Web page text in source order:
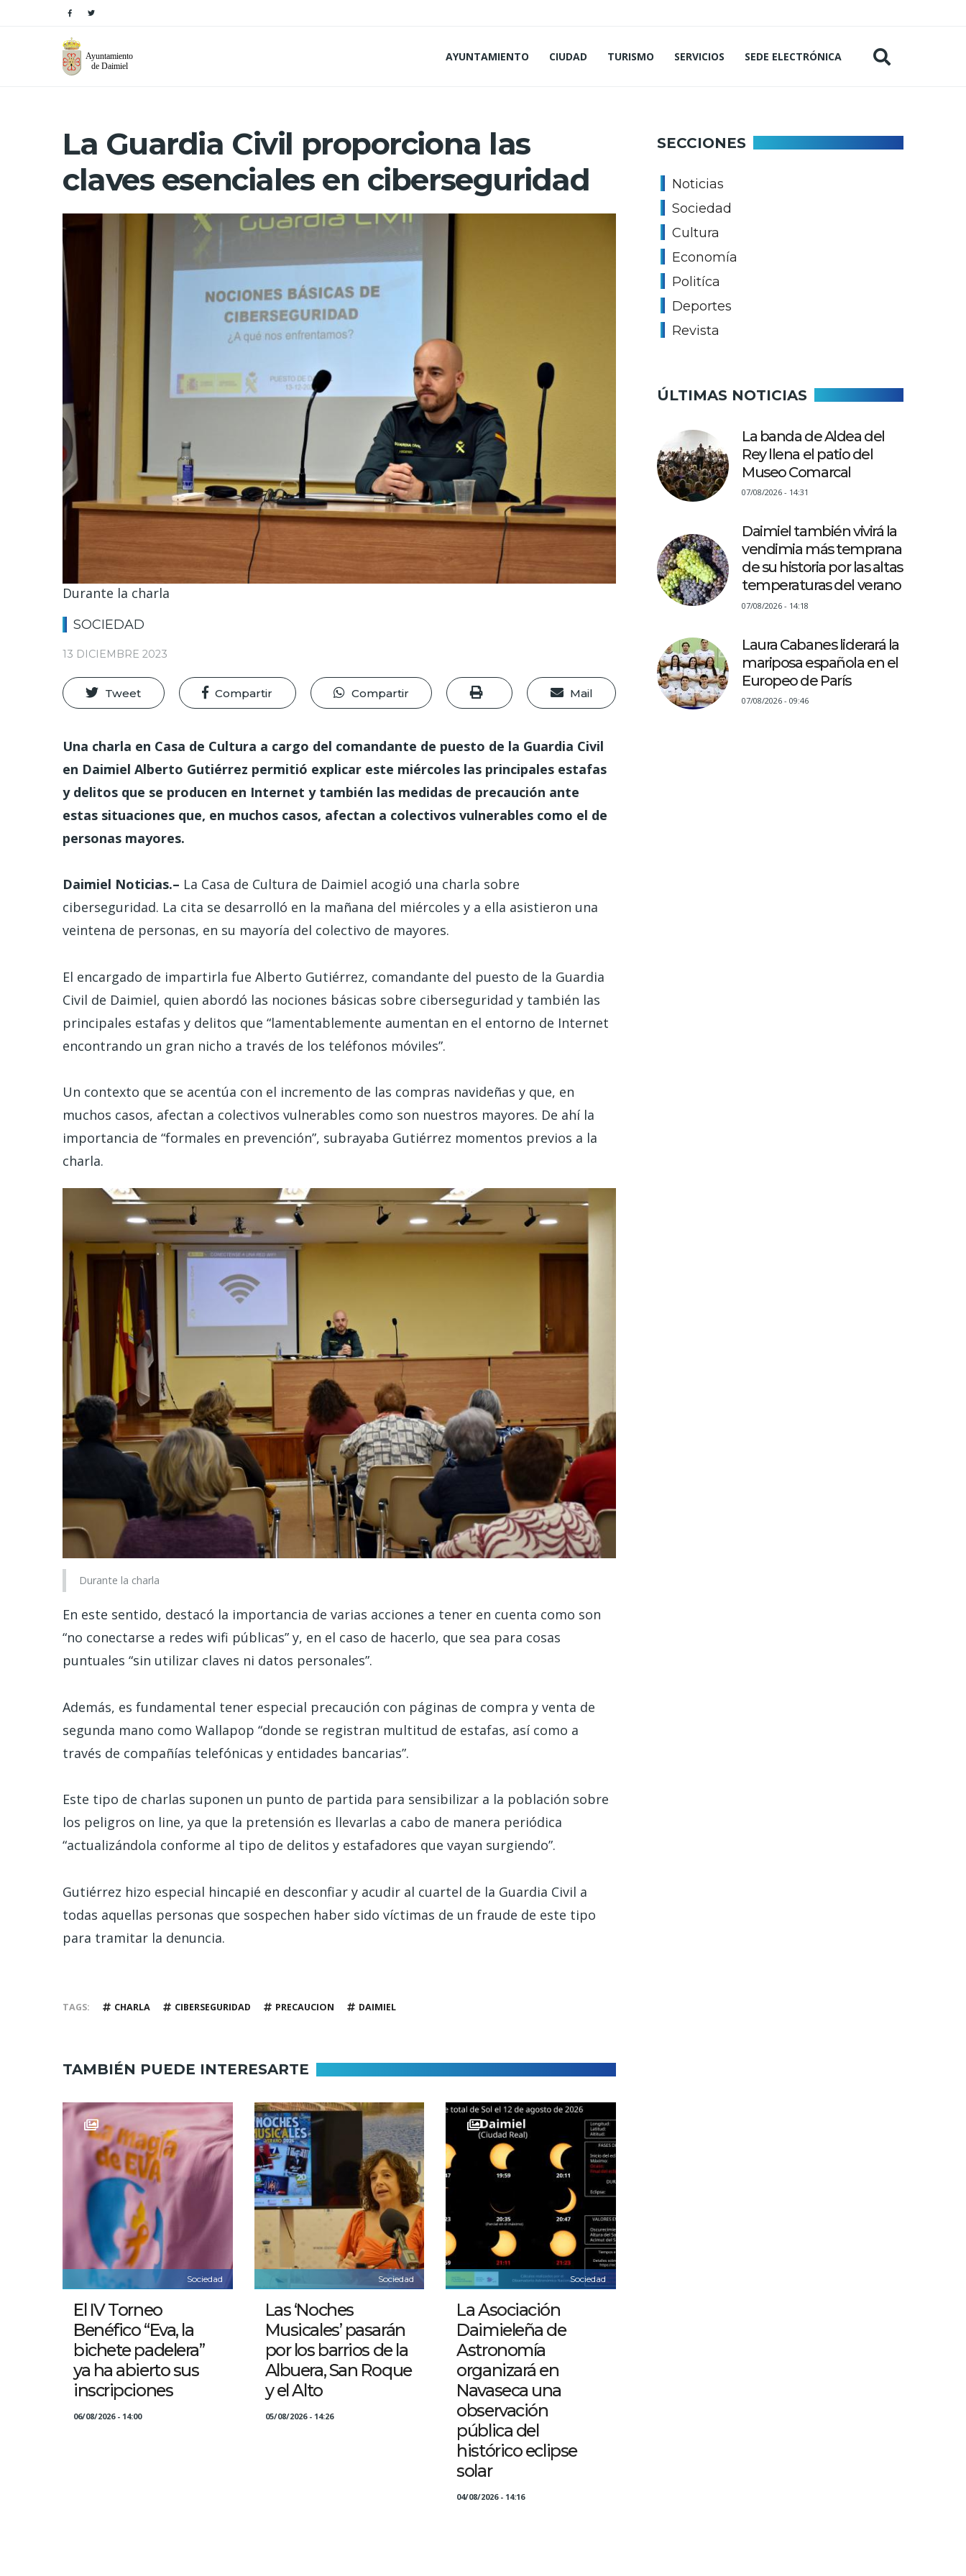
AYUNTAMIENTO CIUDAD TURISMO SERVICIOS SEDE ELECTRÓNICA
La Guardia Civil proporciona las
claves esenciales en ciberseguridad
Durante la charla
SOCIEDAD
13 DICIEMBRE 2023
Tweet Compartir Compartir Mail
Una charla en Casa de Cultura a cargo del comandante de puesto de la Guardia Civil
en Daimiel Alberto Gutiérrez permitió explicar este miércoles las principales estafas
y delitos que se producen en Internet y también las medidas de precaución ante
estas situaciones que, en muchos casos, afectan a colectivos vulnerables como el de
personas mayores.
Daimiel Noticias.– La Casa de Cultura de Daimiel acogió una charla sobre
ciberseguridad. La cita se desarrolló en la mañana del miércoles y a ella asistieron una
veintena de personas, en su mayoría del colectivo de mayores.
El encargado de impartirla fue Alberto Gutiérrez, comandante del puesto de la Guardia
Civil de Daimiel, quien abordó las nociones básicas sobre ciberseguridad y también las
principales estafas y delitos que “lamentablemente aumentan en el entorno de Internet
encontrando un gran nicho a través de los teléfonos móviles”.
Un contexto que se acentúa con el incremento de las compras navideñas y que, en
muchos casos, afectan a colectivos vulnerables como son nuestros mayores. De ahí la
importancia de “formales en prevención”, subrayaba Gutiérrez momentos previos a la
charla.
Durante la charla
En este sentido, destacó la importancia de varias acciones a tener en cuenta como son
“no conectarse a redes wifi públicas” y, en el caso de hacerlo, que sea para cosas
puntuales “sin utilizar claves ni datos personales”.
Además, es fundamental tener especial precaución con páginas de compra y venta de
segunda mano como Wallapop “donde se registran multitud de estafas, así como a
través de compañías telefónicas y entidades bancarias”.
Este tipo de charlas suponen un punto de partida para sensibilizar a la población sobre
los peligros on line, ya que la pretensión es llevarlas a cabo de manera periódica
“actualizándola conforme al tipo de delitos y estafadores que vayan surgiendo”.
Gutiérrez hizo especial hincapié en desconfiar y acudir al cuartel de la Guardia Civil a
todas aquellas personas que sospechen haber sido víctimas de un fraude de este tipo
para tramitar la denuncia.
TAGS CHARLA CIBERSEGURIDAD PRECAUCION DAIMIEL
TAMBIÉN PUEDE INTERESARTE
Sociedad
El IV Torneo
Benéfico “Eva, la
bichete padelera”
ya ha abierto sus
inscripciones
06/08/2026 - 14:00
Sociedad
Las ‘Noches
Musicales’ pasarán
por los barrios de la
Albuera, San Roque
y el Alto
05/08/2026 - 14:26
Sociedad
La Asociación
Daimieleña de
Astronomía
organizará en
Navaseca una
observación
pública del
histórico eclipse
solar
04/08/2026 - 14:16
SECCIONES
Noticias
Sociedad
Cultura
Economía
Politíca
Deportes
Revista
ÚLTIMAS NOTICIAS
La banda de Aldea del
Rey llena el patio del
Museo Comarcal
07/08/2026 - 14:31
Daimiel también vivirá la
vendimia más temprana
de su historia por las altas
temperaturas del verano
07/08/2026 - 14:18
Laura Cabanes liderará la
mariposa española en el
Europeo de París
07/08/2026 - 09:46